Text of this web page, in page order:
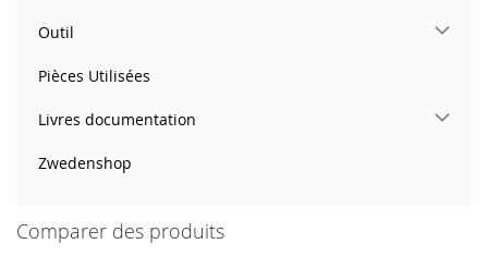
Outil
Pièces Utilisées
Livres documentation
Zwedenshop
Comparer des produits